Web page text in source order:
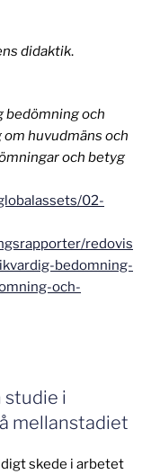
didaktik.
bedömning och
huvudmäns och
och betyg
02-
redovis
bedomning-
och-
studie i
mellanstadiet
skede i arbetet